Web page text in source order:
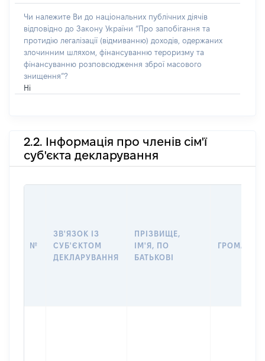
Чи належите Ви до національних публічних діячів
відповідно до Закону України “Про запобігання та
протидію легалізації (відмиванню) доходів, одержаних
злочинним шляхом, фінансуванню тероризму та
фінансуванню розповсюдження зброї масового
знищення”?
Ні
2.2. Інформація про членів сім'ї
суб'єкта декларування
№
ЗВ'ЯЗОК ІЗ
СУБ'ЄКТОМ
ДЕКЛАРУВАННЯ
ПРІЗВИЩЕ,
ІМ'Я, ПО
БАТЬКОВІ